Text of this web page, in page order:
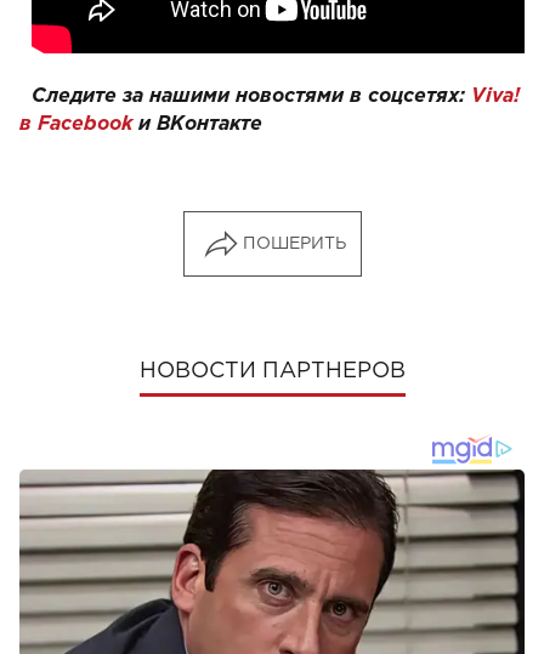
Следите за нашими новостями в соцсетях: Viva!
в Facebookи ВКонтакте
ПОШЕРИТЬ
НОВОСТИ ПАРТНЕРОВ